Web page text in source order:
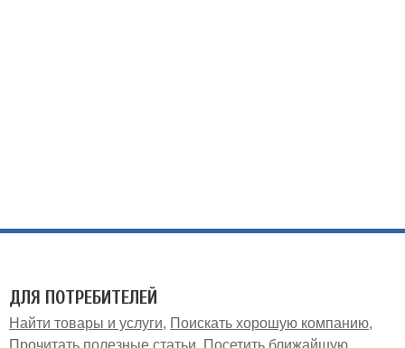
ДЛЯ ПОТРЕБИТЕЛЕЙ
Найти товары и услуги
Поискать хорошую компанию
Прочитать полезные статьи
Посетить ближайшую